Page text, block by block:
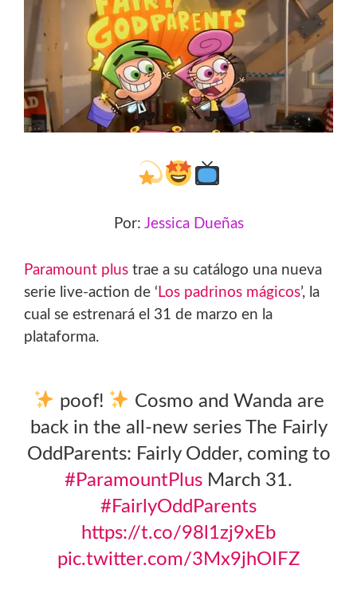
Por: Jessica Dueñas
Paramount plus trae a su catálogo una nueva
serie live-action de ‘ Los padrinos mágicos’, la
cual se estrenará el 31 de marzo en la
plataforma.
poof!
Cosmo and Wanda are
back in the all-new series The Fairly
OddParents: Fairly Odder, coming to
#ParamountPlus March 31.
#FairlyOddParents
https://t.co/98l1zj9xEb
pic.twitter.com/3Mx9jhOIFZ